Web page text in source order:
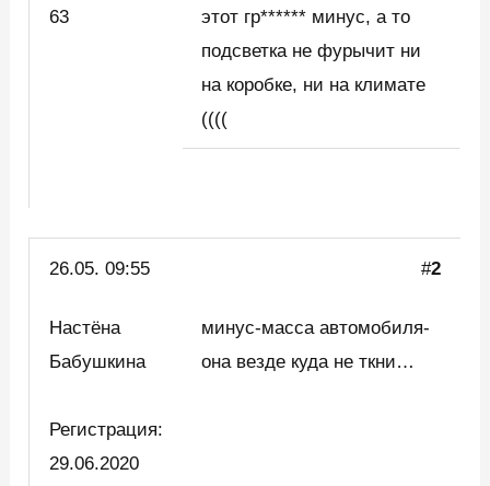
63
этот гр****** минус, а то
подсветка не фурычит ни
на коробке, ни на климате
((((
26.05. 09:55 #2
Настёна
Бабушкина
Регистрация:
29.06.2020
минус-масса автомобиля-
она везде куда не ткни…